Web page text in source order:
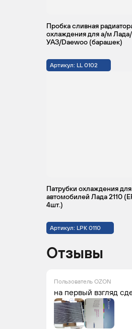
IZH
Пробка сливная
охлаждения для а/м
УАЗ/Daewoo (барашек)
Артикул: LL 0102
Патрубки охлаждения для
автомобилей Лада 2110
4шт.)
Артикул: LPK 0110
Отзывы
Пользователь OZON
на первый взгляд